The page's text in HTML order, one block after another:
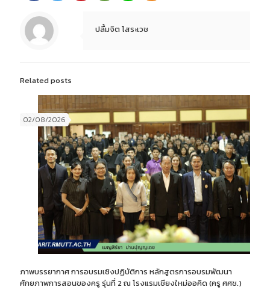
ปลื้มจิต โสระเวช
Related posts
02/08/2026
ภาพบรรยากาศ การอบรมเชิงปฏิบัติการ หลักสูตรการอบรมพัฒนา
ศักยภาพการสอนของครู รุ่นที่ 2 ณ โรงแรมเชียงใหม่ออคิด (ครู ศศช.)